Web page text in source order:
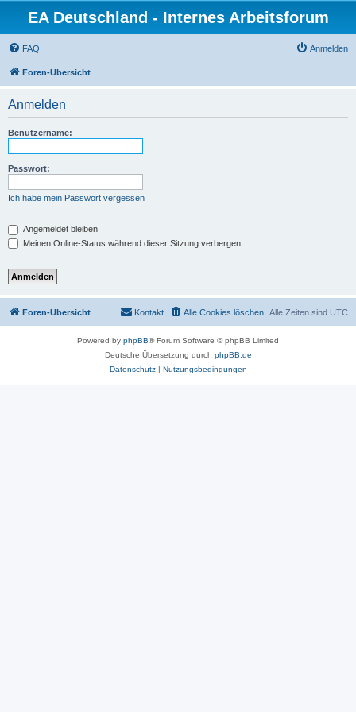
EA Deutschland - Internes Arbeitsforum
FAQ Anmelden
Foren-Übersicht
Anmelden
Benutzername:
Passwort:
Ich habe mein Passwort vergessen
Angemeldet bleiben
Meinen Online-Status während dieser Sitzung verbergen
Foren-Übersicht Alle Zeiten sind UTC
Alle Cookies löschen
Kontakt
Powered by phpBB® Forum Software © phpBB Limited
Deutsche Übersetzung durch phpBB.de
Datenschutz| Nutzungsbedingungen